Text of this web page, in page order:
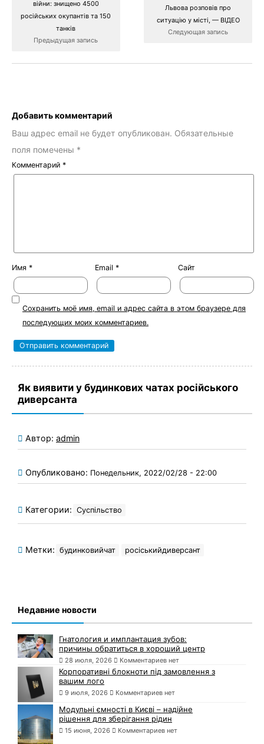
війни: знищено 4500
російських окупантів та 150
танків
Предыдущая запись
Львова розповів про
ситуацію у місті, — ВІДЕО
Следующая запись
Добавить комментарий
Ваш адрес email не будет опубликован. Обязательные
поля помечены *
Комментарий *
Имя * Email * Сайт
Сохранить моё имя, email и адрес сайта в этом браузере для
последующих моих комментариев.
Як виявити у будинкових чатах російського
диверсанта
Автор: admin
Опубликовано: Понедельник, 2022/02/28 - 22:00
Категории: Суспільство
Метки: будинковийчат росіськийдиверсант
Недавние новости
Гнатология и имплантация зубов:
причины обратиться в хороший центр
28 июля, 2026 Комментариев нет
Корпоративні блокноти під замовлення з
вашим лого
9 июля, 2026 Комментариев нет
Модульні ємності в Києві – надійне
рішення для зберігання рідин
15 июня, 2026 Комментариев нет